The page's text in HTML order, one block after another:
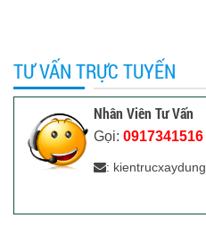
TƯ VẤN TRỰC TUYẾN
Nhân Viên Tư Vấn
Gọi:0917341516
: